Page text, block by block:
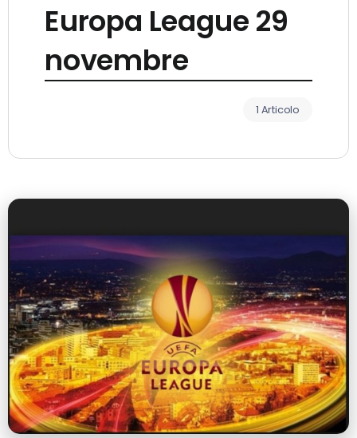
Europa League 29
novembre
1 Articolo